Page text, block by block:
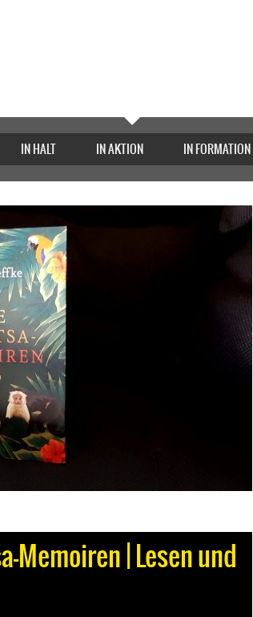
IN HALT IN AKTION IN FORMATION
Memoiren | Lesen und